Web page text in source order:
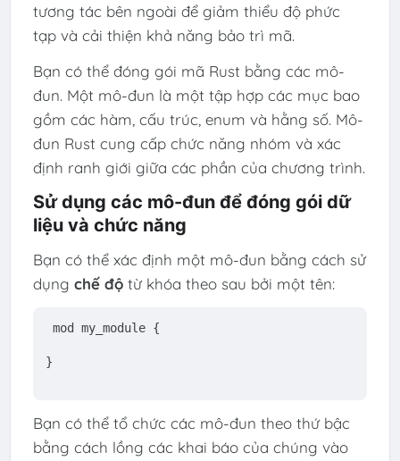
tương tác bên ngoài để giảm thiểu độ phức
tạp và cải thiện khả năng bảo trì mã.
Bạn có thể đóng gói mã Rust bằng các mô-
đun. Một mô-đun là một tập hợp các mục bao
gồm các hàm, cấu trúc, enum và hằng số. Mô-
đun Rust cung cấp chức năng nhóm và xác
định ranh giới giữa các phần của chương trình.
Sử dụng các mô-đun để đóng gói dữ
liệu và chức năng
Bạn có thể xác định một mô-đun bằng cách sử
dụng chế độtừ khóa theo sau bởi một tên:
mod my_module {
}
Bạn có thể tổ chức các mô-đun theo thứ bậc
bằng cách lồng các khai báo của chúng vào